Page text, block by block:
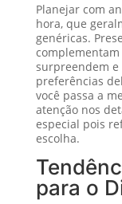
Planejar com
hora, que
genéricas.
surpreendem e
preferências
você passa a
atenção nos
especial pois
escolha.
para o